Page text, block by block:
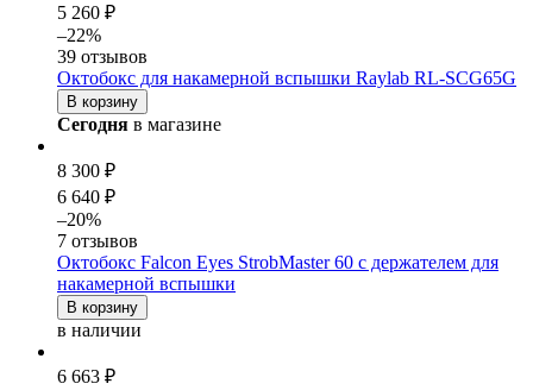
5 260 ₽
–22%
39 отзывов
Октобокс для накамерной вспышки Raylab RL-SCG65G
В корзину
Сегодня в магазине
8 300 ₽
6 640 ₽
–20%
7 отзывов
Октобокс Falcon Eyes StrobMaster 60 с держателем для
накамерной вспышки
В корзину
в наличии
6 663 ₽